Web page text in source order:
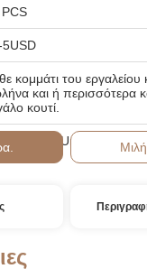
κομμάτι του
και ή περισσότερα
κουτί.
Western Union,